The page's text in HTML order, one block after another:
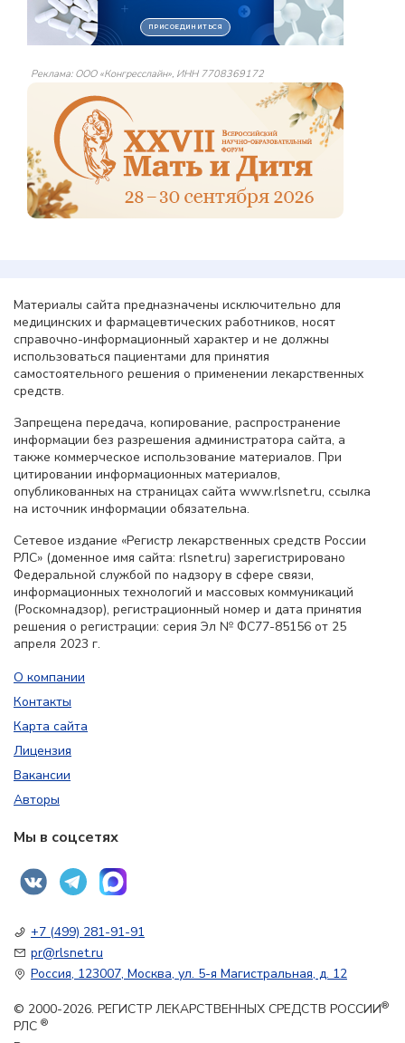
Реклама: ООО «Конгресслайн», ИНН 7708369172
Материалы сайта предназначены исключительно для
медицинских и фармацевтических работников, носят
справочно-информационный характер и не должны
использоваться пациентами для принятия
самостоятельного решения о применении лекарственных
средств.
Запрещена передача, копирование, распространение
информации без разрешения администратора сайта, а
также коммерческое использование материалов. При
цитировании информационных материалов,
опубликованных на страницах сайта www.rlsnet.ru, ссылка
на источник информации обязательна.
Сетевое издание «Регистр лекарственных средств России
РЛС» (доменное имя сайта: rlsnet.ru) зарегистрировано
Федеральной службой по надзору в сфере связи,
информационных технологий и массовых коммуникаций
(Роскомнадзор), регистрационный номер и дата принятия
решения о регистрации: серия Эл № ФС77-85156 от 25
апреля 2023 г.
О компании
Контакты
Карта сайта
Лицензия
Вакансии
Авторы
Мы в соцсетях
+7 (499) 281-91-91
pr@rlsnet.ru
Россия, 123007, Москва, ул. 5-я Магистральная, д. 12
© 2000-2026. РЕГИСТР ЛЕКАРСТВЕННЫХ СРЕДСТВ РОССИИ®
РЛС ®